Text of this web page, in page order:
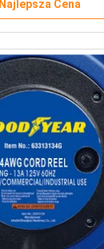
Najlepsza Cena